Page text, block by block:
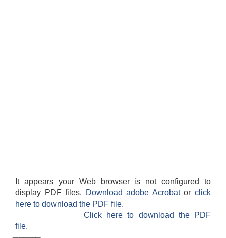
It appears your Web browser is not configured to
display PDF files.
Download adobe Acrobatorclick
here to download the PDF file.
Click here to download the PDF
file.